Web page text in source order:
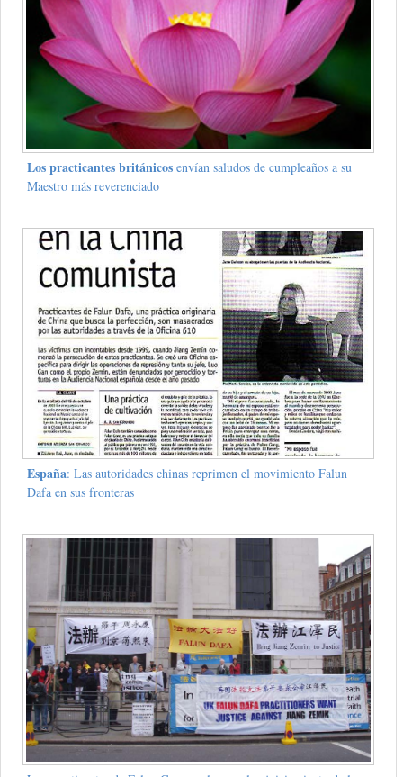
Los practicantes británicosenvían saludos de cumpleaños a su
Maestro más reverenciado
España: Las autoridades chinas reprimen el movimiento Falun
Dafa en sus fronteras